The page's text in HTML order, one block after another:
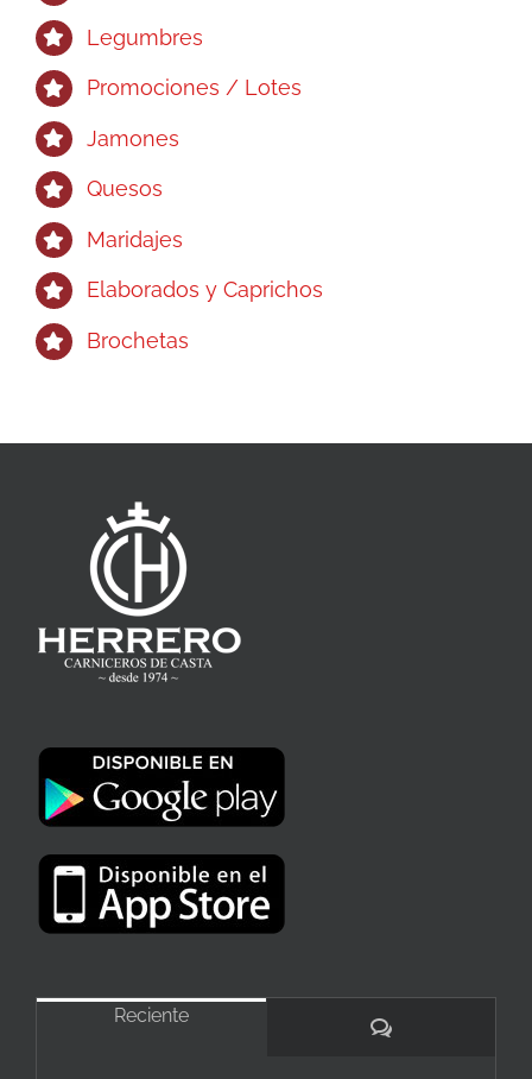
Legumbres
Promociones / Lotes
Jamones
Quesos
Maridajes
Elaborados y Caprichos
Brochetas
Reciente
Comentarios